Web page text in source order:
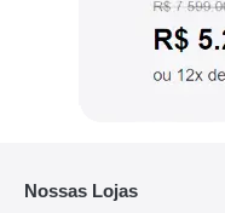
Nossas Lojas